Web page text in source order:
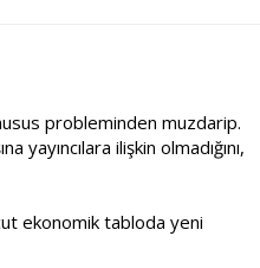
probleminden muzdarip.
ilişkin olmadığını,
ekonomik tabloda yeni